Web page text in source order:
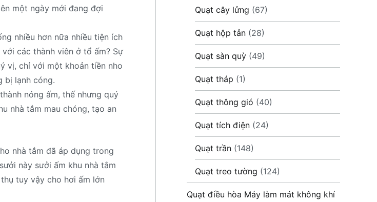
một ngày mới đang đợi
nhiều hơn nữa nhiều tiện ích
các thành viên ở tổ ấm? Sự
vị, chỉ với một khoản tiền nho
bị lạnh cóng.
nóng ấm, thế nhưng quý
nhà tắm mau chóng, tạo an
nhà tắm đã áp dụng trong
này sưởi ấm khu nhà tắm
tuy vậy cho hơi ấm lớn
Quạt cây lửng (67)
Quạt hộp tản (28)
Quạt sàn quỳ (49)
Quạt tháp (1)
Quạt thông gió (40)
Quạt tích điện (24)
Quạt trần (148)
Quạt treo tường (124)
Quạt điều hòa Máy làm mát không khí